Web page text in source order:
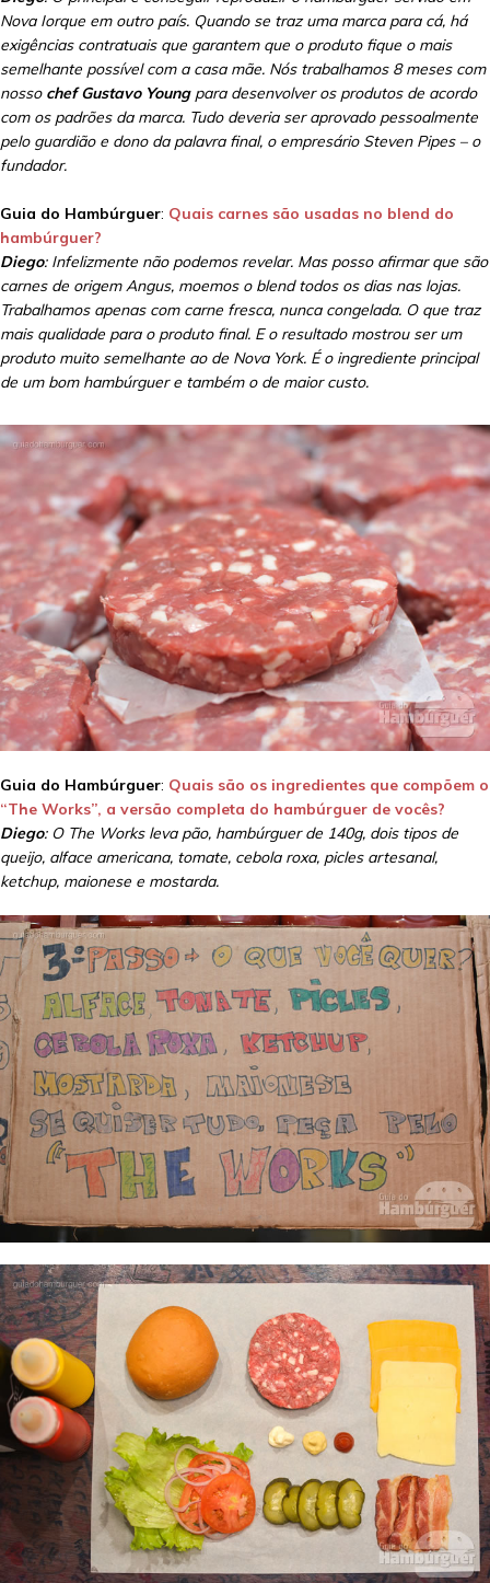
Nova Iorque em outro país. Quando se traz uma marca para cá, há
exigências contratuais que garantem que o produto fique o mais
semelhante possível com a casa mãe. Nós trabalhamos 8 meses com
nosso chef Gustavo Youngpara desenvolver os produtos de acordo
com os padrões da marca. Tudo deveria ser aprovado pessoalmente
pelo guardião e dono da palavra final, o empresário Steven Pipes – o
fundador.
Guia do Hambúrguer: Quais carnes são usadas no blend do
hambúrguer?
Diego: Infelizmente não podemos revelar. Mas posso afirmar que são
carnes de origem Angus, moemos o blend todos os dias nas lojas.
Trabalhamos apenas com carne fresca, nunca congelada. O que traz
mais qualidade para o produto final. E o resultado mostrou ser um
produto muito semelhante ao de Nova York. É o ingrediente principal
de um bom hambúrguer e também o de maior custo.
Guia do Hambúrguer: Quais são os ingredientes que compõem o
“The Works”, a versão completa do hambúrguer de vocês?
Diego: O The Works leva pão, hambúrguer de 140g, dois tipos de
queijo, alface americana, tomate, cebola roxa, picles artesanal,
ketchup, maionese e mostarda.